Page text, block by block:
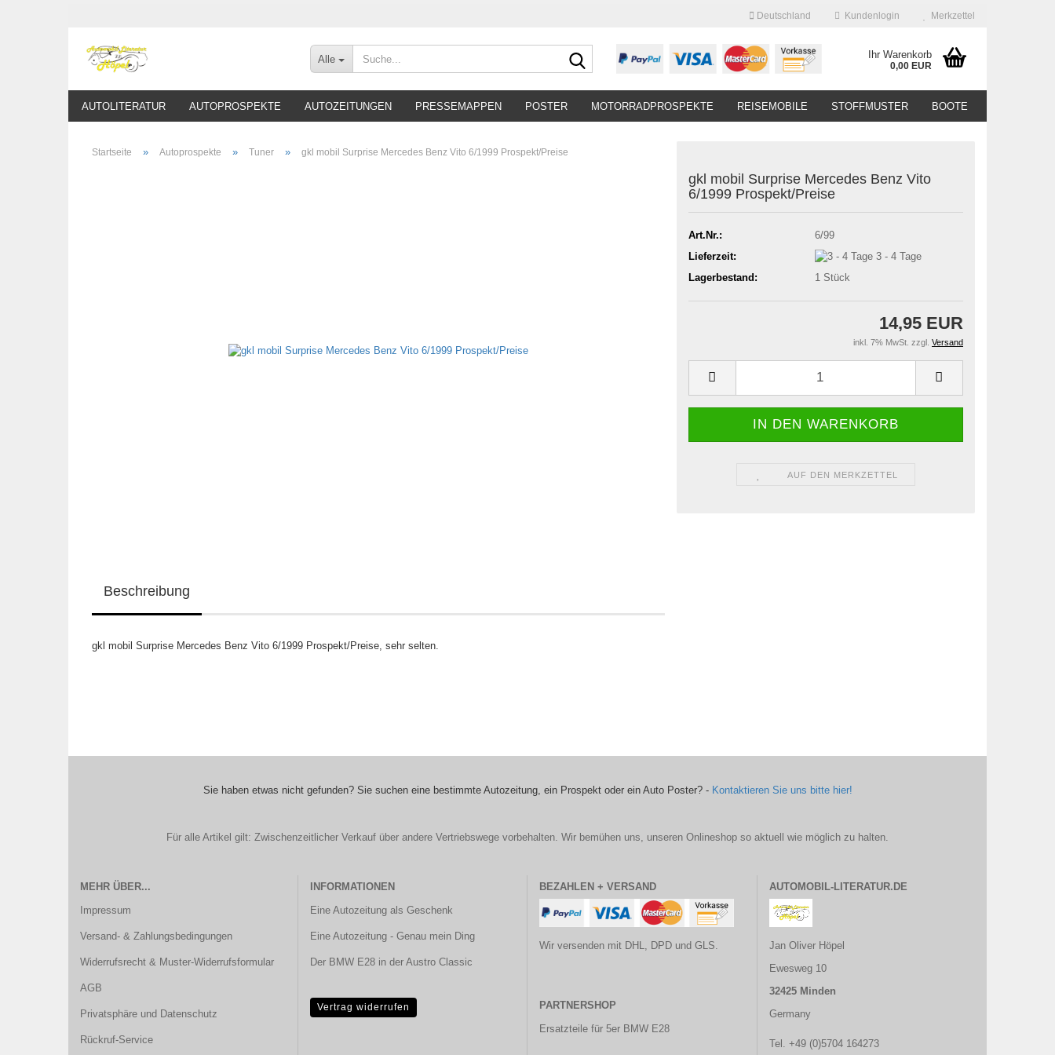
Deutschland Kundenlogin Merkzettel
Alle
Suche... Ihr Warenkorb
0,00 EUR
AUTOLITERATUR AUTOPROSPEKTE AUTOZEITUNGEN PRESSEMAPPEN POSTER MOTORRADPROSPEKTE REISEMOBILE STOFFMUSTER BOOTE
Startseite » Autoprospekte » Tuner » gkl mobil Surprise Mercedes Benz Vito 6/1999 Prospekt/Preise
gkl mobil Surprise Mercedes Benz Vito
6/1999 Prospekt/Preise
Art.Nr.:
6/99
Lieferzeit:
3 - 4 Tage
Lagerbestand:
1 Stück
14,95 EUR
inkl. 7% MwSt. zzgl. Versand
AUF DEN MERKZETTEL
Beschreibung
gkl mobil Surprise Mercedes Benz Vito 6/1999 Prospekt/Preise, sehr selten.
Sie haben etwas nicht gefunden? Sie suchen eine bestimmte Autozeitung, ein Prospekt oder ein Auto Poster? - Kontaktieren Sie uns bitte hier!
Für alle Artikel gilt: Zwischenzeitlicher Verkauf über andere Vertriebswege vorbehalten. Wir bemühen uns, unseren Onlineshop so aktuell wie möglich zu halten.
MEHR ÜBER...
Impressum
Versand- & Zahlungsbedingungen
Widerrufsrecht & Muster-Widerrufsformular
AGB
Privatsphäre und Datenschutz
Rückruf-Service
INFORMATIONEN
Eine Autozeitung als Geschenk
Eine Autozeitung - Genau mein Ding
Der BMW E28 in der Austro Classic
Vertrag widerrufen
BEZAHLEN + VERSAND
Wir versenden mit DHL, DPD und GLS.
PARTNERSHOP
Ersatzteile für 5er BMW E28
AUTOMOBIL-LITERATUR.DE
Jan Oliver Höpel
Ewesweg 10
32425 Minden
Germany
Tel. +49 (0)5704 164273